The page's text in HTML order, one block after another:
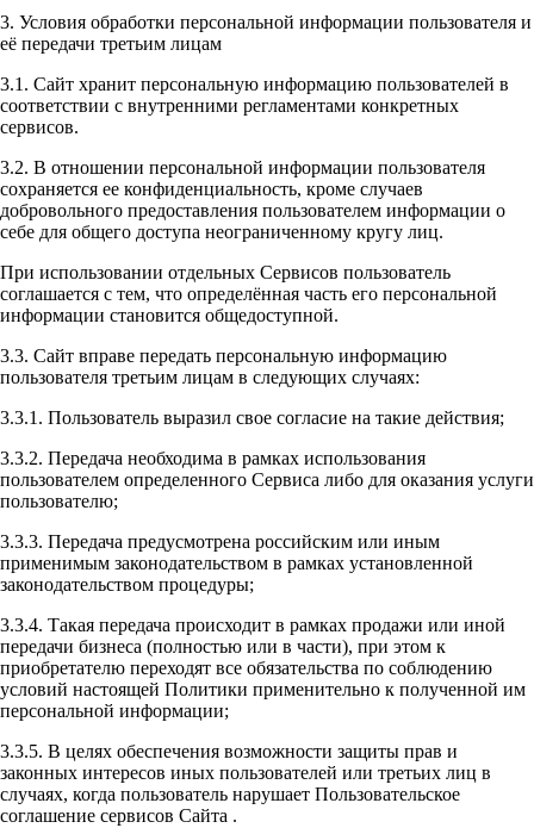
3. Условия обработки персональной информации пользователя и
её передачи третьим лицам
3.1. Сайт хранит персональную информацию пользователей в
соответствии с внутренними регламентами конкретных
сервисов.
3.2. В отношении персональной информации пользователя
сохраняется ее конфиденциальность, кроме случаев
добровольного предоставления пользователем информации о
себе для общего доступа неограниченному кругу лиц.
При использовании отдельных Сервисов пользователь
соглашается с тем, что определённая часть его персональной
информации становится общедоступной.
3.3. Сайт вправе передать персональную информацию
пользователя третьим лицам в следующих случаях:
3.3.1. Пользователь выразил свое согласие на такие действия;
3.3.2. Передача необходима в рамках использования
пользователем определенного Сервиса либо для оказания услуги
пользователю;
3.3.3. Передача предусмотрена российским или иным
применимым законодательством в рамках установленной
законодательством процедуры;
3.3.4. Такая передача происходит в рамках продажи или иной
передачи бизнеса (полностью или в части), при этом к
приобретателю переходят все обязательства по соблюдению
условий настоящей Политики применительно к полученной им
персональной информации;
3.3.5. В целях обеспечения возможности защиты прав и
законных интересов иных пользователей или третьих лиц в
случаях, когда пользователь нарушает Пользовательское
соглашение сервисов Сайта .